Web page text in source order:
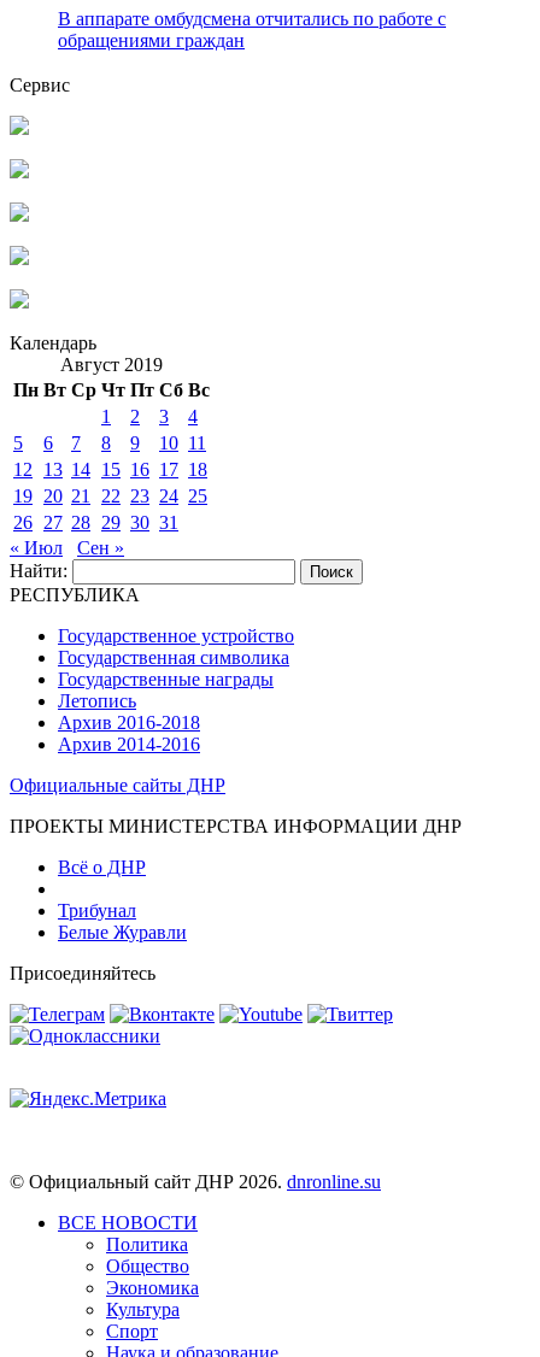
В аппарате омбудсмена отчитались по работе с
обращениями граждан
Сервис
Календарь
Август 2019
Пн Вт Ср Чт Пт Сб Вс
1
2 3
4
5
6 7 8 9 10 11
12
13 14 15 16 17 18
19 20 21 22 23 24 25
26 27 28 29 30 31
« Июл
Сен »
Найти:
РЕСПУБЛИКА
Государственное устройство
Государственная символика
Государственные награды
Летопись
Архив 2016-2018
Архив 2014-2016
Официальные сайты ДНР
ПРОЕКТЫ МИНИСТЕРСТВА ИНФОРМАЦИИ ДНР
Всё о ДНР
Трибунал
Белые Журавли
Присоединяйтесь
© Официальный сайт ДНР 2026. dnronline.su
ВСЕ НОВОСТИ
Политика
Общество
Экономика
Культура
Спорт
Наука и образование